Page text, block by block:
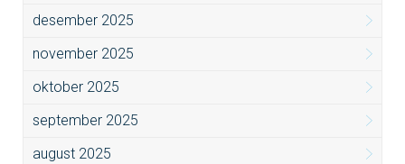
desember 2025
november 2025
oktober 2025
september 2025
august 2025